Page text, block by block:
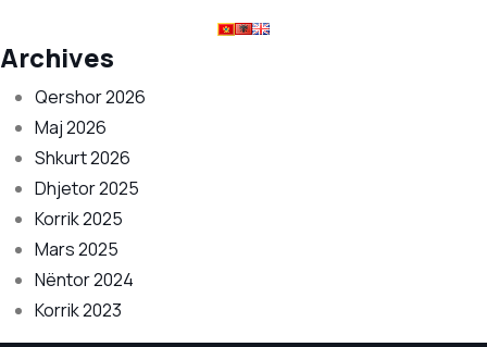
Archives
Qershor 2026
Maj 2026
Shkurt 2026
Dhjetor 2025
Korrik 2025
Mars 2025
Nëntor 2024
Korrik 2023